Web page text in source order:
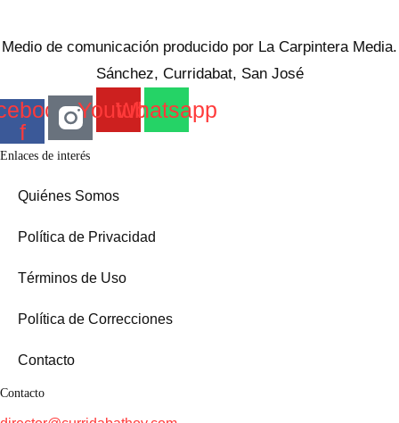
Medio de comunicación producido por La Carpintera Media.
Sánchez, Curridabat, San José
f
Youtube
Whatsapp
Enlaces de interés
Quiénes Somos
Política de Privacidad
Términos de Uso
Política de Correcciones
Contacto
Contacto